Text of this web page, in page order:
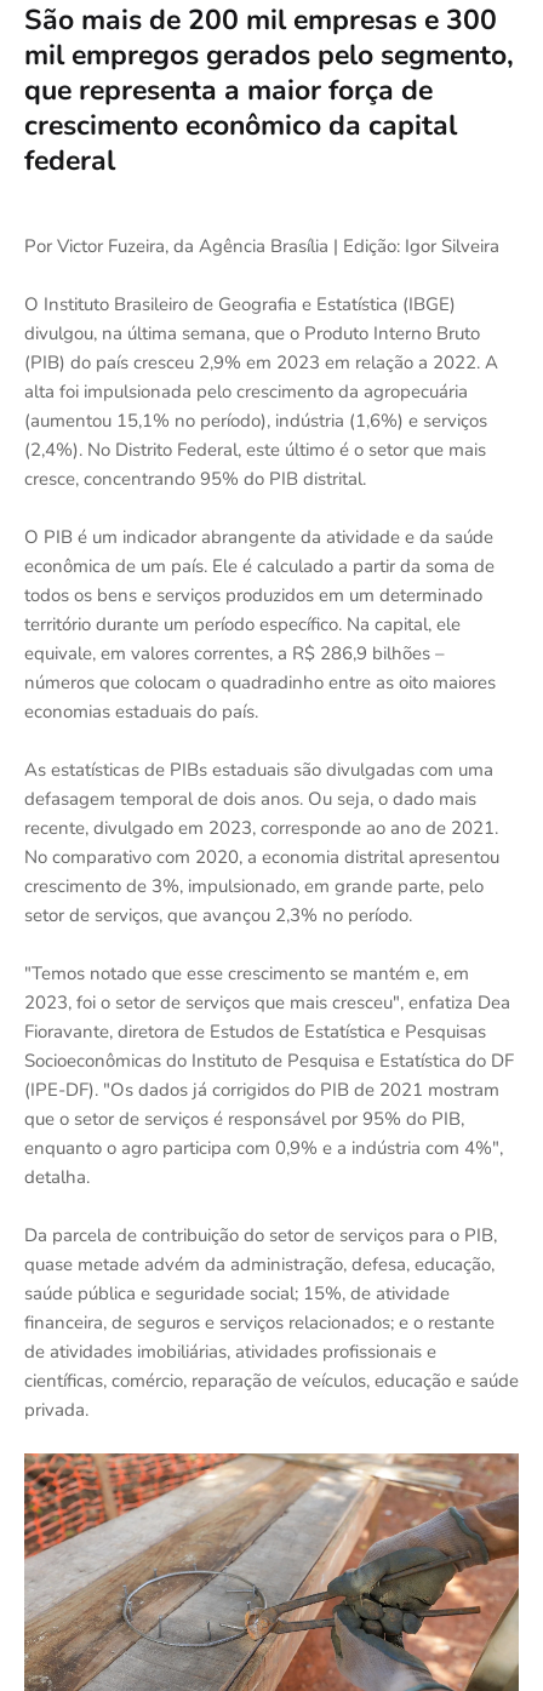
São mais de 200 mil empresas e 300
mil empregos gerados pelo segmento,
que representa a maior força de
crescimento econômico da capital
federal
Por ‌Victor Fuzeira, da Agência Brasília | Edição: Igor Silveira
O Instituto Brasileiro de Geografia e Estatística (IBGE)
divulgou, na última semana, que o Produto Interno Bruto
(PIB) do país cresceu 2,9% em 2023 em relação a 2022. A
alta foi impulsionada pelo crescimento da agropecuária
(aumentou 15,1% no período), indústria (1,6%) e serviços
(2,4%). No Distrito Federal, este último é o setor que mais
cresce, concentrando 95% do PIB distrital.
O PIB é um indicador abrangente da atividade e da saúde
econômica de um país. Ele é calculado a partir da soma de
todos os bens e serviços produzidos em um determinado
território durante um período específico. Na capital, ele
equivale, em valores correntes, a R$ 286,9 bilhões –
números que colocam o quadradinho entre as oito maiores
economias estaduais do país.
As estatísticas de PIBs estaduais são divulgadas com uma
defasagem temporal de dois anos. Ou seja, o dado mais
recente, divulgado em 2023, corresponde ao ano de 2021.
No comparativo com 2020, a economia distrital apresentou
crescimento de 3%, impulsionado, em grande parte, pelo
setor de serviços, que avançou 2,3% no período.
"Temos notado que esse crescimento se mantém e, em
2023, foi o setor de serviços que mais cresceu", enfatiza Dea
Fioravante, diretora de Estudos de Estatística e Pesquisas
Socioeconômicas do Instituto de Pesquisa e Estatística do DF
(IPE-DF). "Os dados já corrigidos do PIB de 2021 mostram
que o setor de serviços é responsável por 95% do PIB,
enquanto o agro participa com 0,9% e a indústria com 4%",
detalha.
Da parcela de contribuição do setor de serviços para o PIB,
quase metade advém da administração, defesa, educação,
saúde pública e seguridade social; 15%, de atividade
financeira, de seguros e serviços relacionados; e o restante
de atividades imobiliárias, atividades profissionais e
científicas, comércio, reparação de veículos, educação e saúde
privada.